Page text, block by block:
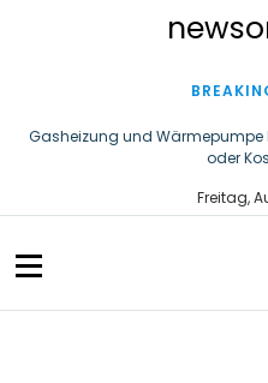
n
t
Gasheizung und Wärmepumpe
oder
Schluss mit Einwegplastik:
gefiltertes
Freitag,